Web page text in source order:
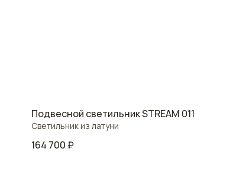
Подвесной светильник STREAM 011
Светильник из латуни
164 700 ₽